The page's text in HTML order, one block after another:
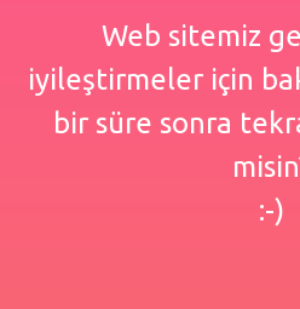
Web sitemiz
iyileştirmeler için
bir süre sonra
:-)